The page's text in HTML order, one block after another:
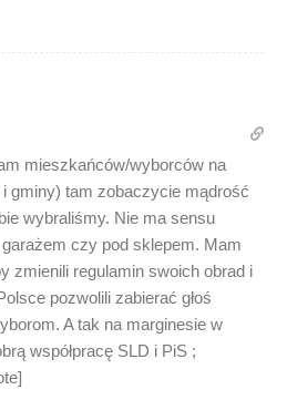
mieszkańców/wyborców na
i gminy) tam zobaczycie mądrość
wybraliśmy. Nie ma sensu
czy pod sklepem. Mam
zmienili regulamin swoich obrad i
pozwolili zabierać głoś
A tak na marginesie w
współpracę SLD i PiS ;